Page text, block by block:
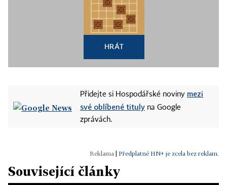
HRÁT
Přidejte si Hospodářské noviny mezi
své oblíbené tituly na Google
zprávách.
Předplatné HN+ je zcela bez reklam.
Související články